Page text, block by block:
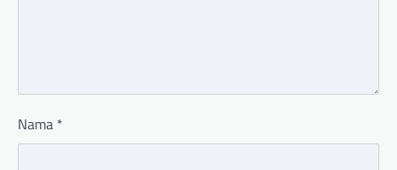
Nama *